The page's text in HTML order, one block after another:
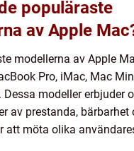
populäraste
av Apple
modellerna av Apple
Pro, iMac, Mac
Dessa modeller erbjuder
av prestanda, bärbarhet
att möta olika